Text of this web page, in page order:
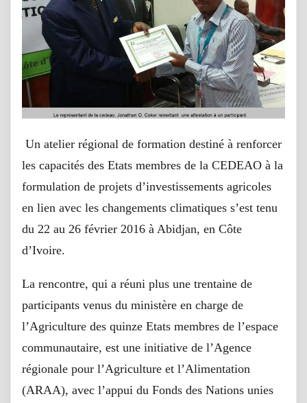
Un atelier régional de formation destiné à renforcer
les capacités des Etats membres de la CEDEAO à la
formulation de projets d’investissements agricoles
en lien avec les changements climatiques s’est tenu
du 22 au 26 février 2016 à Abidjan, en Côte
d’Ivoire.
La rencontre, qui a réuni plus une trentaine de
participants venus du ministère en charge de
l’Agriculture des quinze Etats membres de l’espace
communautaire, est une initiative de l’Agence
régionale pour l’Agriculture et l’Alimentation
(ARAA), avec l’appui du Fonds des Nations unies